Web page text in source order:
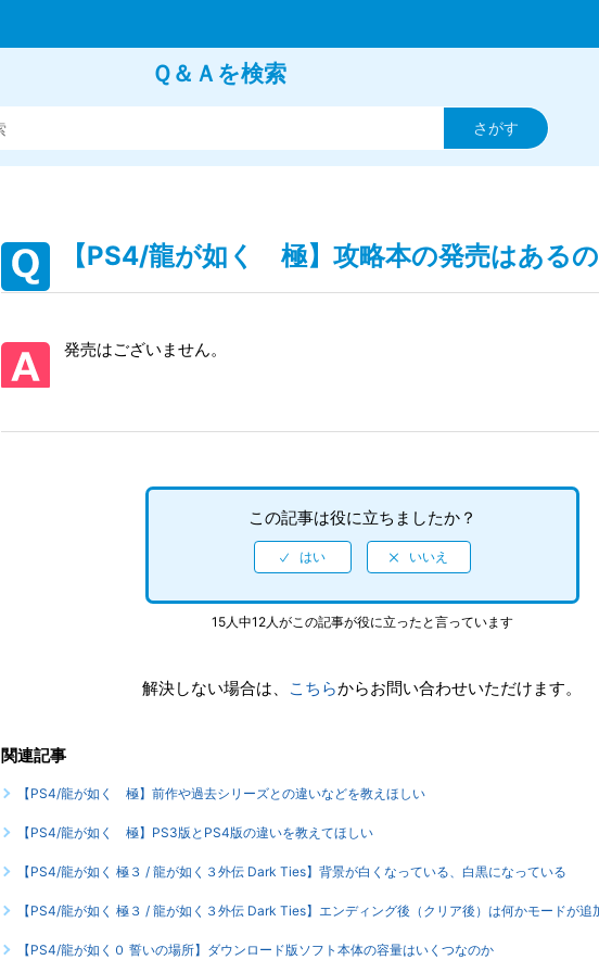
Ｑ＆Ａを検索
【PS4/龍が如く 極】攻略本の発売はある
発売はございません。
この記事は役に立ちましたか？
15人中12人がこの記事が役に立ったと言っています
解決しない場合は、 こちらからお問い合わせいただけます。
関連記事
【PS4/龍が如く 極】前作や過去シリーズとの違いなどを教えほしい
【PS4/龍が如く 極】PS3版とPS4版の違いを教えてほしい
【PS4/龍が如く 極３ / 龍が如く３外伝 Dark Ties】背景が白くなっている、白黒になっている
【PS4/龍が如く 極３ / 龍が如く３外伝 Dark Ties】エンディング後（クリア後）は何かモードが追
【PS4/龍が如く０ 誓いの場所】ダウンロード版ソフト本体の容量はいくつなのか